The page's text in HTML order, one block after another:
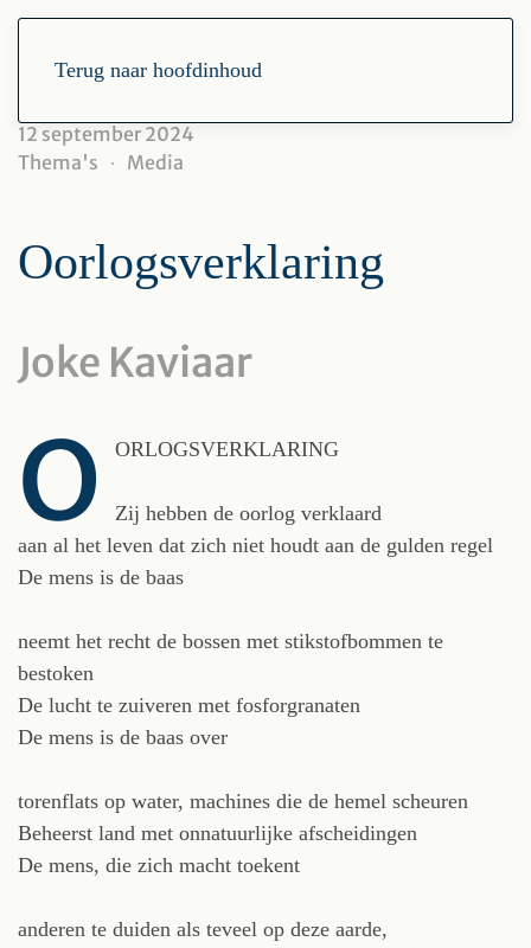
Terug naar hoofdinhoud
12 september 2024
Thema's
Media
Oorlogsverklaring
Joke Kaviaar
O ORLOGSVERKLARING
Zij hebben de oorlog verklaard
aan al het leven dat zich niet houdt aan de gulden regel
De mens is de baas
neemt het recht de bossen met stikstofbommen te
bestoken
De lucht te zuiveren met fosforgranaten
De mens is de baas over
torenflats op water, machines die de hemel scheuren
Beheerst land met onnatuurlijke afscheidingen
De mens, die zich macht toekent
anderen te duiden als teveel op deze aarde,